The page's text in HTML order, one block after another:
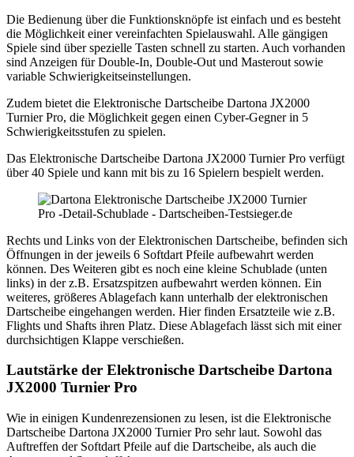
Die Bedienung über die Funktionsknöpfe ist einfach und es besteht
die Möglichkeit einer vereinfachten Spielauswahl. Alle gängigen
Spiele sind über spezielle Tasten schnell zu starten. Auch vorhanden
sind Anzeigen für Double-In, Double-Out und Masterout sowie
variable Schwierigkeitseinstellungen.
Zudem bietet die Elektronische Dartscheibe Dartona JX2000
Turnier Pro, die Möglichkeit gegen einen Cyber-Gegner in 5
Schwierigkeitsstufen zu spielen.
Das Elektronische Dartscheibe Dartona JX2000 Turnier Pro verfügt
über 40 Spiele und kann mit bis zu 16 Spielern bespielt werden.
Rechts und Links von der Elektronischen Dartscheibe, befinden sich
Öffnungen in der jeweils 6 Softdart Pfeile aufbewahrt werden
können. Des Weiteren gibt es noch eine kleine Schublade (unten
links) in der z.B. Ersatzspitzen aufbewahrt werden können. Ein
weiteres, größeres Ablagefach kann unterhalb der elektronischen
Dartscheibe eingehangen werden. Hier finden Ersatzteile wie z.B.
Flights und Shafts ihren Platz. Diese Ablagefach lässt sich mit einer
durchsichtigen Klappe verschießen.
Lautstärke der Elektronische Dartscheibe Dartona
JX2000 Turnier Pro
Wie in einigen Kundenrezensionen zu lesen, ist die Elektronische
Dartscheibe Dartona JX2000 Turnier Pro sehr laut. Sowohl das
Auftreffen der Softdart Pfeile auf die Dartscheibe, als auch die